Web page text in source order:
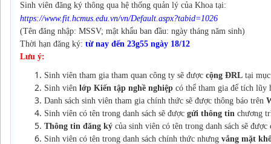
Sinh viên đăng ký thông qua hệ thống quản lý của Khoa tại:
https://www.fit.hcmus.edu.vn/vn/Default.aspx?tabid=1026
(Tên đăng nhập: MSSV; mật khẩu ban đầu: ngày tháng năm sinh)
Thời hạn đăng ký: từ nay đến 23g55 ngày 18/12
Lưu ý:
Sinh viên tham gia tham quan công ty sẽ được cộng ĐRL tại
Sinh viên lớp Kiến tập nghề nghiệp có thể tham gia để tích lũy
Danh sách sinh viên tham gia chính thức sẽ được thông báo trên
Sinh viên có tên trong danh sách sẽ được gửi thông tin chương
Thông tin đăng ký của sinh viên có tên trong danh sách sẽ
Sinh viên có tên trong danh sách chính thức nhưng vắng mặt